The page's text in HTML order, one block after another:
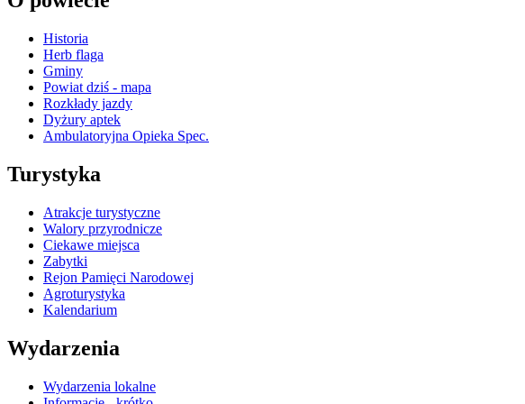
Historia
Herb flaga
Gminy
Powiat dziś - mapa
Rozkłady jazdy
Dyżury aptek
Ambulatoryjna Opieka Spec.
Turystyka
Atrakcje turystyczne
Walory przyrodnicze
Ciekawe miejsca
Zabytki
Rejon Pamięci Narodowej
Agroturystyka
Kalendarium
Wydarzenia
Wydarzenia lokalne